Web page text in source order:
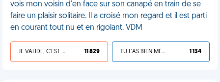
vois mon voisin d'en face sur son canapé en train de se
faire un plaisir solitaire. Il a croisé mon regard et il est parti
en courant tout nu et en rigolant. VDM
JE VALIDE, C'EST UNE VDM 11 829 TU L'AS BIEN MÉRITÉ 1 134